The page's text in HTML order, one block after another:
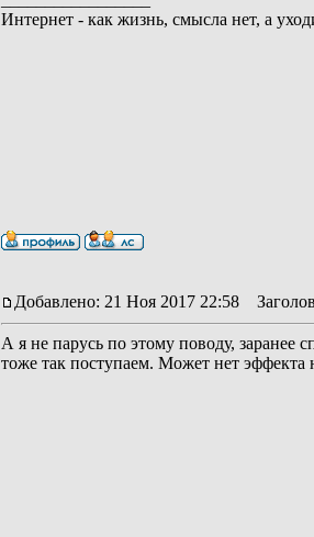
Интернет - как жизнь, смысла нет, а
Добавлено: 21 Ноя 2017 22:58
А я не парусь по этому поводу,
тоже так поступаем. Может нет эффекта